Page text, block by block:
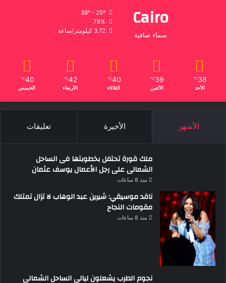
Cairo
سماء صافية
78%
3.72 كيلومتر/ساعة
38
℃
الأحد
39
℃
الأثنين
40
℃
الثلاثاء
42
℃
الأربعاء
40
℃
الخميس
الأشهر الأخيرة تعليقات
ملك قورة تحتفل بخطوبتها فى الساحل
الشمالى على رجل الأعمال يوسف عثمان
منذ 8 ساعات
ناقد موسيقي: شيرين عبد الوهاب لا تزال تمتلك
مقومات النجاح
منذ 8 ساعات
نجوم الطرب يشعلون ليالى الساحل الشمالى